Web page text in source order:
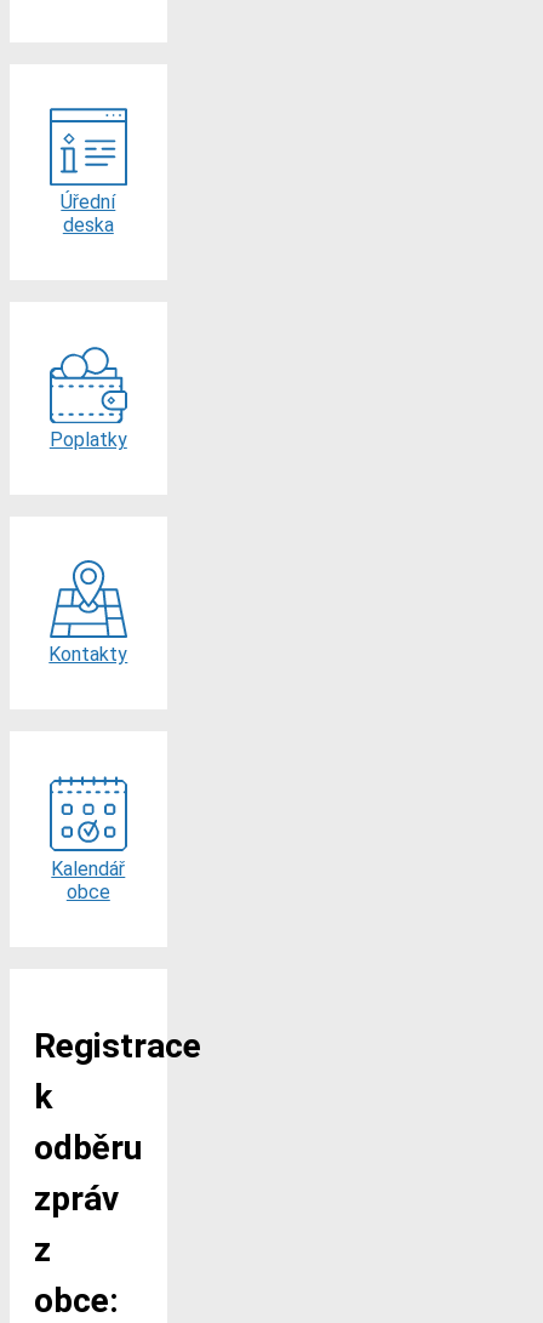
Úřední
deska
Poplatky
Kontakty
Kalendář
obce
Registrace
k
odběru
zpráv
z
obce: